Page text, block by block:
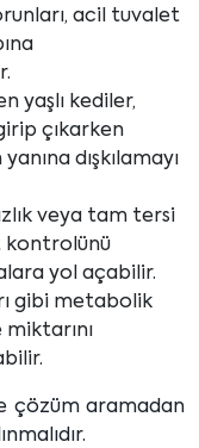
acil tuvalet
yaşlı kediler,
çıkarken
dışkılamayı
veya tam tersi
kontrolünü
yol açabilir.
gibi metabolik
miktarını
çözüm aramadan